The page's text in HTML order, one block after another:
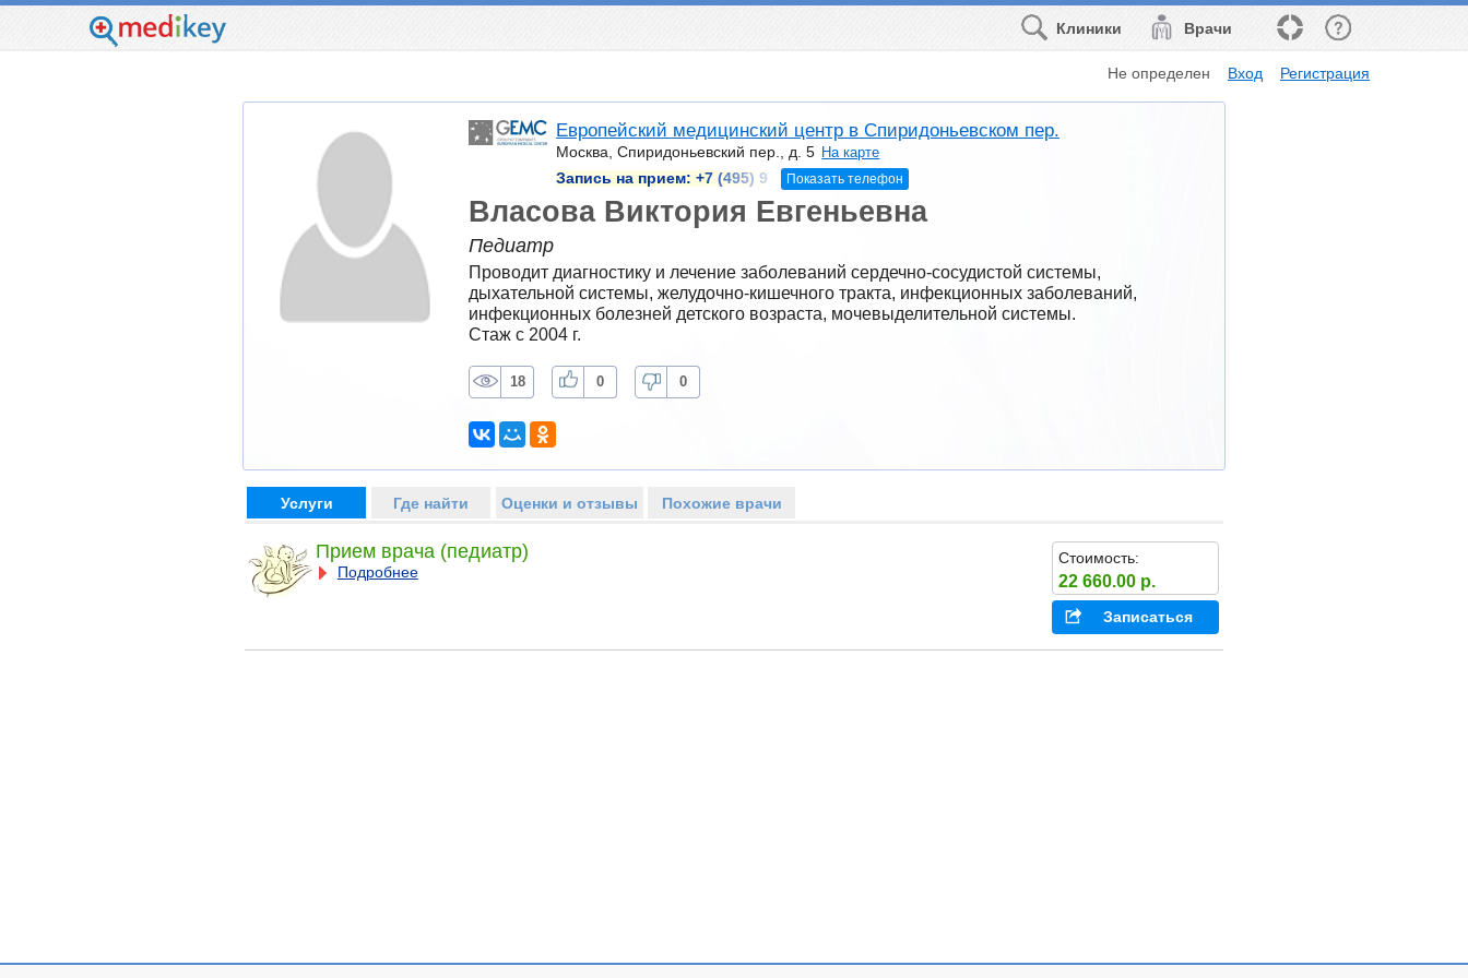
Врачи
Клиники
Не определен Вход Регистрация
Европейский медицинский центр в Спиридоньевском пер.
Москва, Спиридоньевский пер., д. 5 На карте
Запись на прием: +7 (495) 9 Показать телефон
Власова Виктория Евгеньевна
Педиатр
Проводит диагностику и лечение заболеваний сердечно-сосудистой системы,
дыхательной системы, желудочно-кишечного тракта, инфекционных заболеваний,
инфекционных болезней детского возраста, мочевыделительной системы.
Стаж с 2004 г.
18 0 0
Услуги Где найти Оценки и отзывы Похожие врачи
Прием врача (педиатр)
Подробнее
Стоимость:
22 660.00 р.
Записаться